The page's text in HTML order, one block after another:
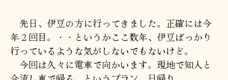
先日、伊豆の方に行ってきました。正確には今
年２回目。・・というかここ数年、伊豆ばっかり
行っているような気がしないでもないけど。
今回は久々に電車で向かいます。現地で知人と